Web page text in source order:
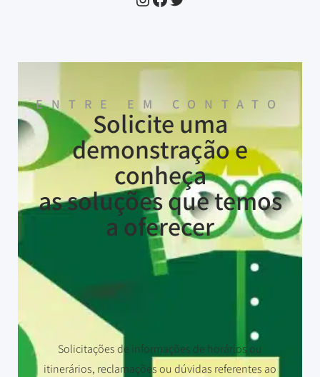
ENTRE EM CONTATO
Solicite uma
demonstração e
conheça
as soluções que temos
a oferecer
Solicitações de informações de horários ou
itinerários, reclamações ou dúvidas referentes ao